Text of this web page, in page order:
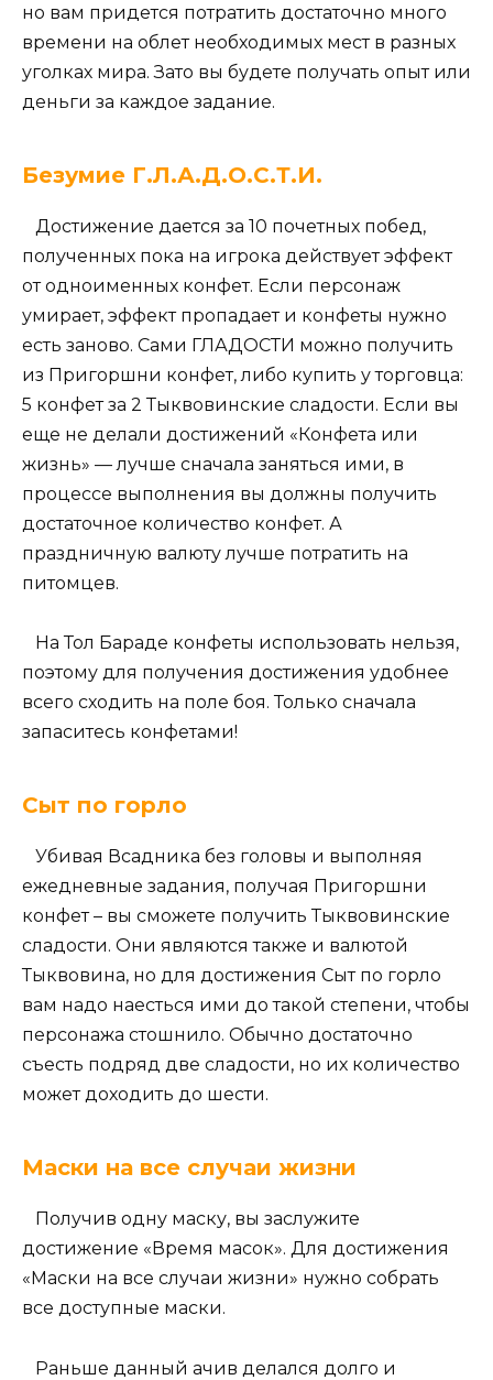
но вам придется потратить достаточно много
времени на облет необходимых мест в разных
уголках мира. Зато вы будете получать опыт или
деньги за каждое задание.
Безумие Г.Л.А.Д.О.С.Т.И.
Достижение дается за 10 почетных побед,
полученных пока на игрока действует эффект
от одноименных конфет. Если персонаж
умирает, эффект пропадает и конфеты нужно
есть заново. Сами ГЛАДОСТИ можно получить
из Пригоршни конфет, либо купить у торговца:
5 конфет за 2 Тыквовинские сладости. Если вы
еще не делали достижений «Конфета или
жизнь» — лучше сначала заняться ими, в
процессе выполнения вы должны получить
достаточное количество конфет. А
праздничную валюту лучше потратить на
питомцев.
На Тол Бараде конфеты использовать нельзя,
поэтому для получения достижения удобнее
всего сходить на поле боя. Только сначала
запаситесь конфетами!
Сыт по горло
Убивая Всадника без головы и выполняя
ежедневные задания, получая Пригоршни
конфет – вы сможете получить Тыквовинские
сладости. Они являются также и валютой
Тыквовина, но для достижения Сыт по горло
вам надо наесться ими до такой степени, чтобы
персонажа стошнило. Обычно достаточно
съесть подряд две сладости, но их количество
может доходить до шести.
Маски на все случаи жизни
Получив одну маску, вы заслужите
достижение «Время масок». Для достижения
«Маски на все случаи жизни» нужно собрать
все доступные маски.
Раньше данный ачив делался долго и